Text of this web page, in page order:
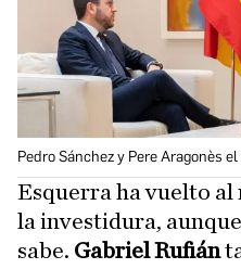
Pedro Sánchez y Pere Aragonès
Esquerra ha vuelto al
la investidura,
sabe. Gabriel Rufián